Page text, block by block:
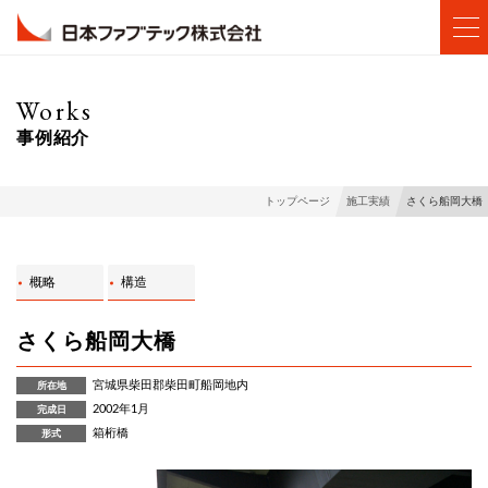
Works
事例紹介
トップページ 施工実績 さくら船岡大橋
概略 構造
さくら船岡大橋
所在地 宮城県柴田郡柴田町船岡地内
完成日 2002年1月
形式 箱桁橋